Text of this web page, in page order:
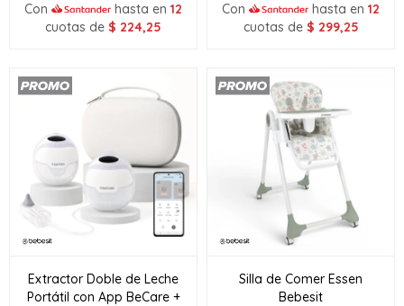
Con hasta en 12
cuotas de $ 224,25
Con hasta en 12
cuotas de $ 299,25
Extractor Doble de Leche
Portátil con App BeCare +
Silla de Comer Essen
Bebesit